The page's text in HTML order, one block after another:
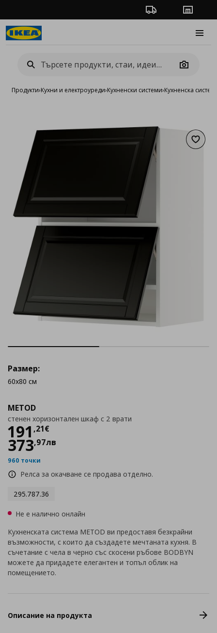
Проследяване на
Camera
Продукти›Кухни и електроуреди›Кухненски системи›Кухненска
METOD
стенен хоризонтален шкаф с 2 врати
191 ,21€
Цена
373,97лв
960 точки
Релса за окачване се продава отделно.
295.787.36
Размер:
60x80 см
Не е налично онлайн
Кухненската система METOD ви предоставя безкрайни
възможности, с които да създадете мечтаната кухня. В
съчетание с чела в черно със скосени ръбове BODBYN
можете да придадете елегантен и топъл облик на
помещението.
Описание на продукта